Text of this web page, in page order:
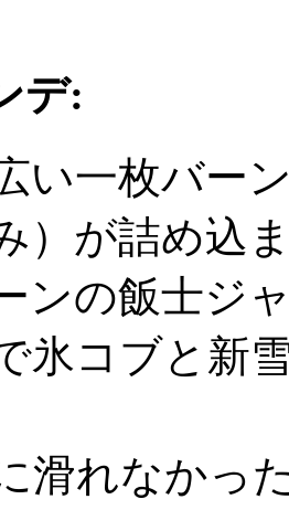
デ:
い一枚バー
）が詰め込
ンの飯士ジ
氷コブと新
滑れなかっ